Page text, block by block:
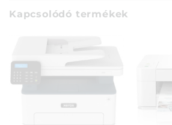
Kapcsolódó termékek